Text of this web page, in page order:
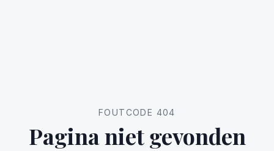
FOUTCODE 404
Pagina niet gevonden